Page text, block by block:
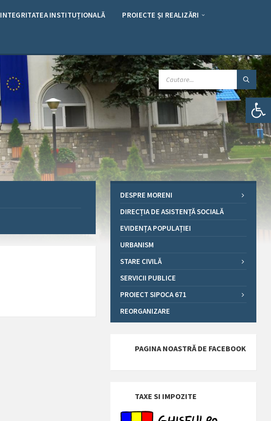
Deschide bara de unelte
INTEGRITATEA INSTITUȚIONALĂ PROIECTE ȘI REALIZĂRI
CAUTARE:
DESPRE MORENI
DIRECȚIA DE ASISTENȚĂ SOCIALĂ
EVIDENȚA POPULAȚIEI
URBANISM
STARE CIVILĂ
SERVICII PUBLICE
PROIECT SIPOCA 671
REORGANIZARE
PAGINA NOASTRĂ DE FACEBOOK
TAXE SI IMPOZITE